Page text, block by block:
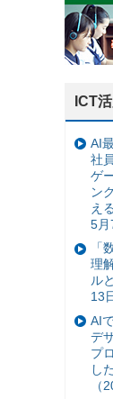
ICT
AI
社
ゲ
ン
え
5月
「
理
ル
13
AI
デ
プ
し
（